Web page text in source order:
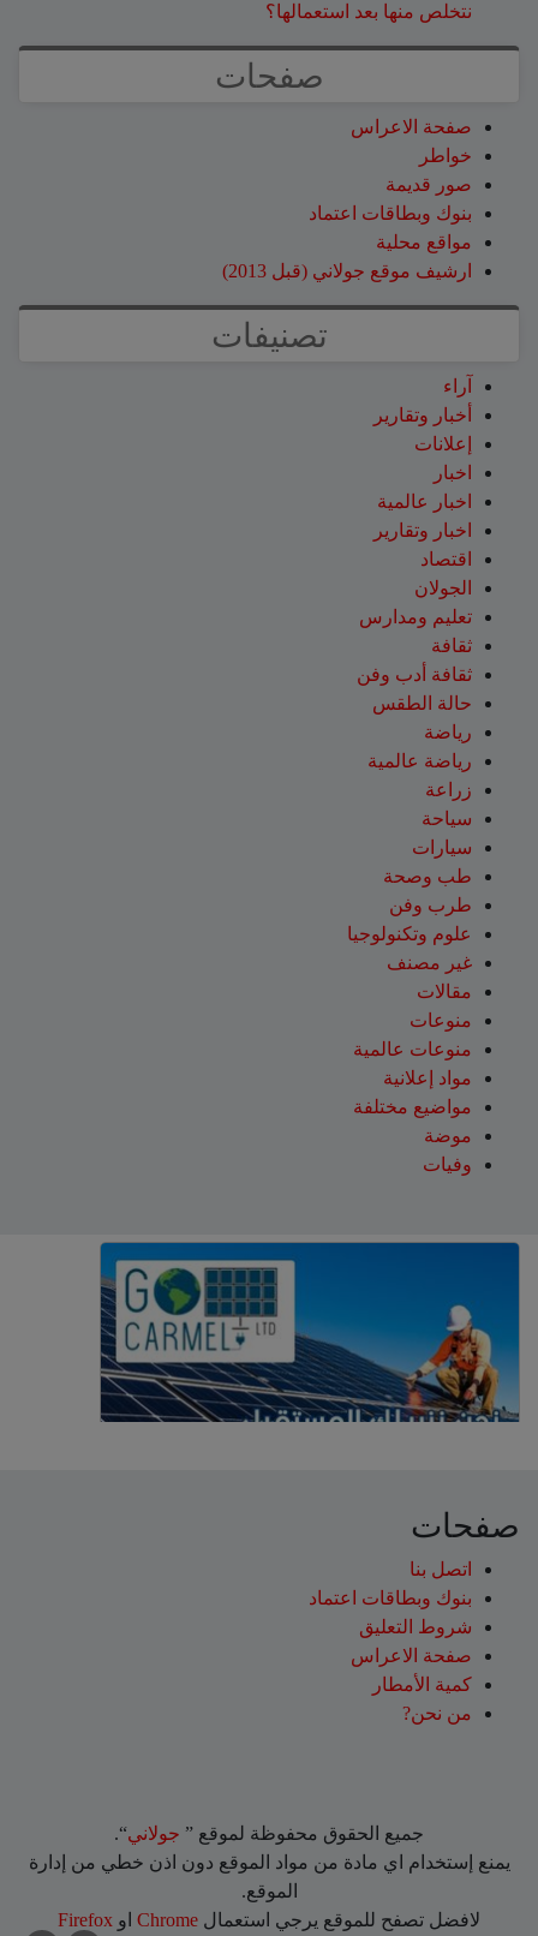
نتخلص منها بعد استعمالها؟
صفحات
صفحة الاعراس
خواطر
صور قديمة
بنوك وبطاقات اعتماد
مواقع محلية
ارشيف موقع جولاني (قبل 2013)
تصنيفات
آراء
أخبار وتقارير
إعلانات
اخبار
اخبار عالمية
اخبار وتقارير
اقتصاد
الجولان
تعليم ومدارس
ثقافة
ثقافة أدب وفن
حالة الطقس
رياضة
رياضة عالمية
زراعة
سياحة
سيارات
طب وصحة
طرب وفن
علوم وتكنولوجيا
غير مصنف
مقالات
منوعات
منوعات عالمية
مواد إعلانية
مواضيع مختلفة
موضة
وفيات
صفحات
اتصل بنا
بنوك وبطاقات اعتماد
شروط التعليق‎
صفحة الاعراس
كمية الأمطار
من نحن?
جميع الحقوق محفوظة لموقع ” جولاني“.
يمنع إستخدام اي مادة من مواد الموقع دون اذن خطي من إدارة
الموقع.
لافضل تصفح للموقع يرجي استعمال Chrome او Firefox